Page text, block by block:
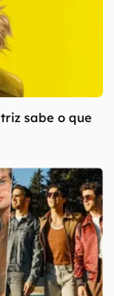
sabe o que